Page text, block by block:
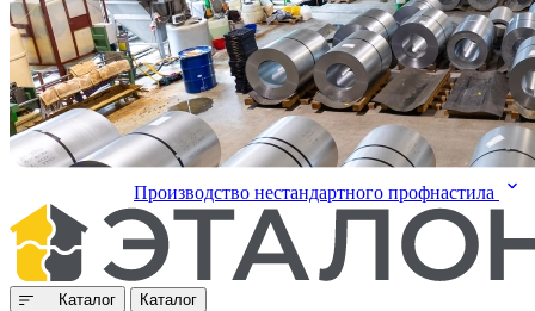
Производство нестандартного профнастила
Каталог Каталог